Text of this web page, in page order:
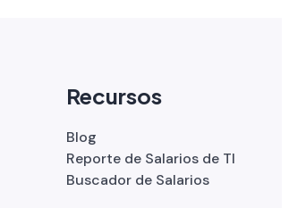
Recursos
Blog
Reporte de Salarios de TI
Buscador de Salarios